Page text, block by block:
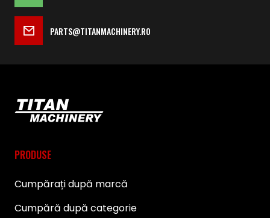
PARTS@TITANMACHINERY.RO
PRODUSE
Cumpărați după marcă
Cumpără după categorie